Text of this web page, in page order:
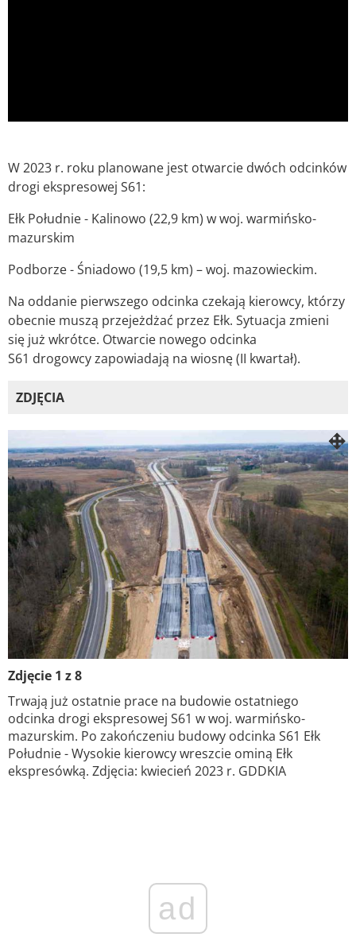
W 2023 r. roku planowane jest otwarcie dwóch odcinków
drogi ekspresowej S61:
Ełk Południe - Kalinowo (22,9 km) w woj. warmińsko-
mazurskim
Podborze - Śniadowo (19,5 km) – woj. mazowieckim.
Na oddanie pierwszego odcinka czekają kierowcy, którzy
obecnie muszą przejeżdżać przez Ełk. Sytuacja zmieni
się już wkrótce. Otwarcie nowego odcinka
S61 drogowcy zapowiadają na wiosnę (II kwartał).
ZDJĘCIA
Zdjęcie 1 z 8
Trwają już ostatnie prace na budowie ostatniego
odcinka drogi ekspresowej S61 w woj. warmińsko-
mazurskim. Po zakończeniu budowy odcinka S61 Ełk
Południe - Wysokie kierowcy wreszcie ominą Ełk
ekspresówką. Zdjęcia: kwiecień 2023 r. GDDKIA
ad